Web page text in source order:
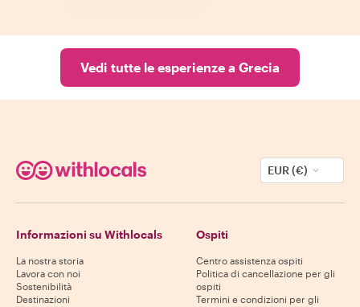
Vedi tutte le esperienze a Grecia
EUR (€)
Informazioni su Withlocals
La nostra storia
Lavora con noi
Sostenibilità
Destinazioni
Ospiti
Centro assistenza ospiti
Politica di cancellazione per gli
ospiti
Termini e condizioni per gli